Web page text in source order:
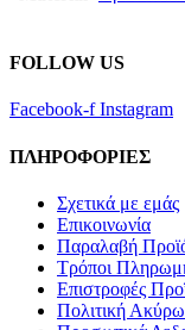
FOLLOW US
Facebook-f Instagram
ΠΛΗΡΟΦΟΡΙΕΣ
Σχετικά με εμάς
Επικοινωνία
Παραλαβή
Τρόποι
Επιστροφές
Πολιτική